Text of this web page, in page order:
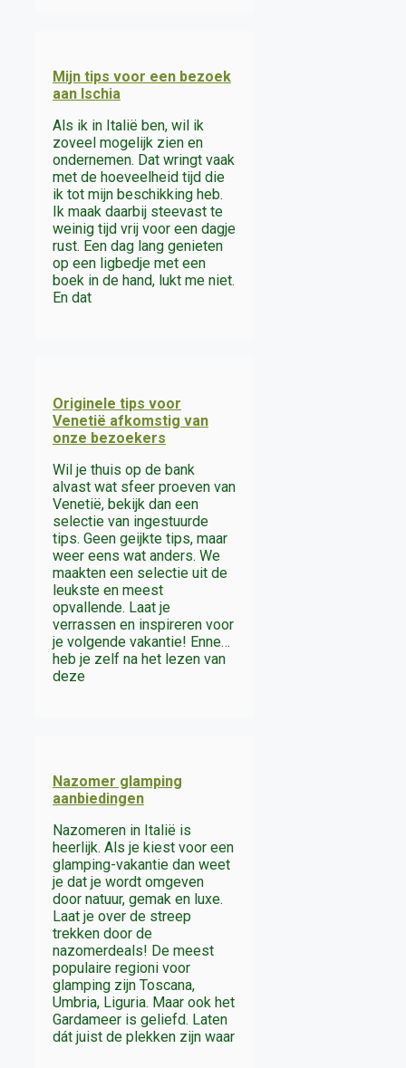
Mijn tips voor een bezoek
aan Ischia
Als ik in Italië ben, wil ik
zoveel mogelijk zien en
ondernemen. Dat wringt vaak
met de hoeveelheid tijd die
ik tot mijn beschikking heb.
Ik maak daarbij steevast te
weinig tijd vrij voor een dagje
rust. Een dag lang genieten
op een ligbedje met een
boek in de hand, lukt me niet.
En dat
Originele tips voor
Venetië afkomstig van
onze bezoekers
Wil je thuis op de bank
alvast wat sfeer proeven van
Venetië, bekijk dan een
selectie van ingestuurde
tips. Geen geijkte tips, maar
weer eens wat anders. We
maakten een selectie uit de
leukste en meest
opvallende. Laat je
verrassen en inspireren voor
je volgende vakantie! Enne…
heb je zelf na het lezen van
deze
Nazomer glamping
aanbiedingen
Nazomeren in Italië is
heerlijk. Als je kiest voor een
glamping-vakantie dan weet
je dat je wordt omgeven
door natuur, gemak en luxe.
Laat je over de streep
trekken door de
nazomerdeals! De meest
populaire regioni voor
glamping zijn Toscana,
Umbria, Liguria. Maar ook het
Gardameer is geliefd. Laten
dát juist de plekken zijn waar